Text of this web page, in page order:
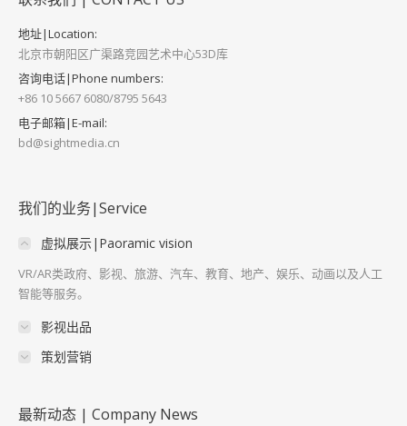
地址|Location:
北京市朝阳区广渠路竞园艺术中心53D库
咨询电话|Phone numbers:
+86 10 5667 6080/8795 5643
电子邮箱|E-mail:
bd@sightmedia.cn
我们的业务|Service
虚拟展示|Paoramic vision
VR/AR类政府、影视、旅游、汽车、教育、地产、娱乐、动画以及人工
智能等服务。
影视出品
策划营销
最新动态 | Company News